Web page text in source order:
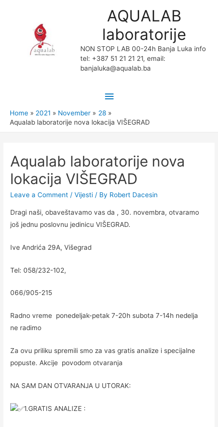
AQUALAB
laboratorije
NON STOP LAB 00-24h Banja Luka info
tel: +387 51 21 21 21, email:
banjaluka@aqualab.ba
Main
Menu
Home 2021 November
28
Aqualab laboratorije nova lokacija VIŠEGRAD
Aqualab laboratorije nova
lokacija VIŠEGRAD
Leave a Comment /Vijesti / By Robert Dacesin
Dragi naši, obaveštavamo vas da , 30. novembra, otvaramo
još jednu poslovnu jedinicu VIŠEGRAD.
Ive Andrića 29A, Višegrad
Tel: 058/232-102,
066/905-215
Radno vreme ponedeljak-petak 7-20h subota 7-14h nedelja
ne radimo
Za ovu priliku spremili smo za vas gratis analize i specijalne
popuste. Akcije povodom otvaranja
NA SAM DAN OTVARANJA U UTORAK:
1.GRATIS ANALIZE :